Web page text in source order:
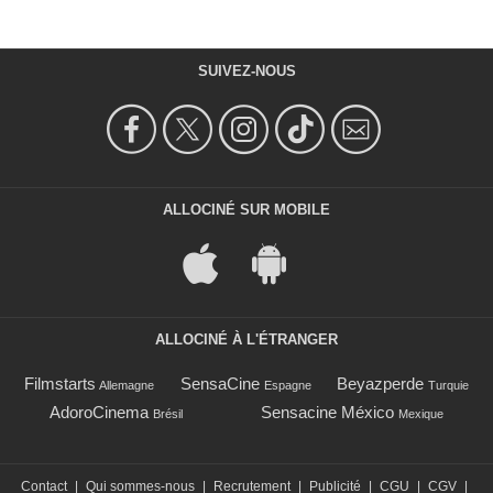
SUIVEZ-NOUS
ALLOCINÉ SUR MOBILE
ALLOCINÉ À L'ÉTRANGER
Filmstarts Allemagne SensaCine Espagne Beyazperde Turquie
AdoroCinema Brésil Sensacine México Mexique
Contact Qui sommes-nous Recrutement Publicité CGU CGV